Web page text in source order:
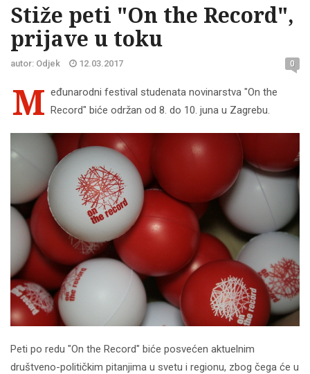
Stiže peti "On the Record",
prijave u toku
autor: Odjek 12.03.2017 0
M eđunarodni festival studenata novinarstva "On the
Record" biće održan od 8. do 10. juna u Zagrebu.
Peti po redu "On the Record" biće posvećen aktuelnim
društveno-političkim pitanjima u svetu i regionu, zbog čega će u